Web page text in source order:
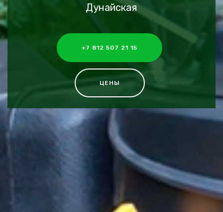
Дунайская
+7 812 507 21 15
ЦЕНЫ